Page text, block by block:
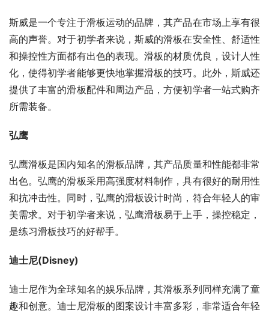
斯威是一个专注于滑板运动的品牌，其产品在市场上享有很
高的声誉。对于初学者来说，斯威的滑板在安全性、舒适性
和操控性方面都有出色的表现。滑板的材质优良，设计人性
化，使得初学者能够更快地掌握滑板的技巧。此外，斯威还
提供了丰富的滑板配件和周边产品，方便初学者一站式购齐
所需装备。
弘鹰
弘鹰滑板是国内知名的滑板品牌，其产品质量和性能都非常
出色。弘鹰的滑板采用高强度材料制作，具有很好的耐用性
和抗冲击性。同时，弘鹰的滑板设计时尚，符合年轻人的审
美需求。对于初学者来说，弘鹰滑板易于上手，操控稳定，
是练习滑板技巧的好帮手。
迪士尼(Disney)
迪士尼作为全球知名的娱乐品牌，其滑板系列同样充满了童
趣和创意。迪士尼滑板的图案设计丰富多彩，非常适合年轻